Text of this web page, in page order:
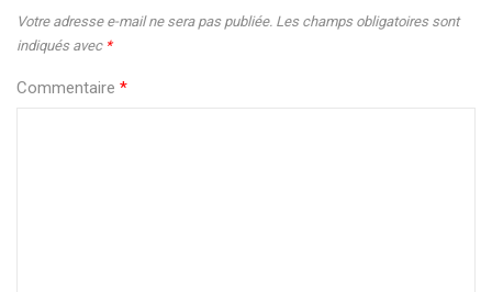
Votre adresse e-mail ne sera pas publiée. Les champs obligatoires sont
indiqués avec *
Commentaire *